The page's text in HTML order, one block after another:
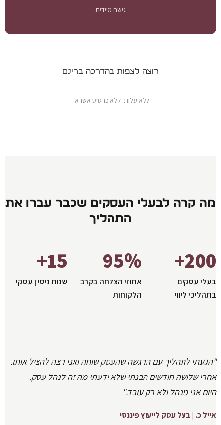
גישה מיידית
רוצה לצפות בהדרכה בחינם
ללא עלות. ללא כרטיס אשראי.
מה קרה לבעלי העסקים שכבר עברו את
התהליך
200+
בעלי עסקים
בתהליכי ליווי
95%
אחוזי הצלחה בקרב
הלקוחות
15+
שנות ניסיון עסקי
"הגעתי לתהליך עם הרגשה שהעסק שוחה ואני רצה להציל אותו.
אחרי שלושה חודשים הבנתי שלא ידעתי מה זה לנהל עסק.
היום אני מנהל ולא רק עובד."
אייל כ. | בעל עסק לייעוץ פיננסי